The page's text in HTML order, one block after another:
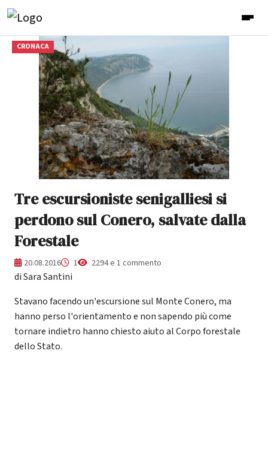
CRONACA
Tre escursioniste senigalliesi si
perdono sul Conero, salvate dalla
Forestale
20.08.2016 1 2294 e 1 commento
di Sara Santini
Stavano facendo un'escursione sul Monte Conero, ma
hanno perso l'orientamento e non sapendo più come
tornare indietro hanno chiesto aiuto al Corpo forestale
dello Stato.